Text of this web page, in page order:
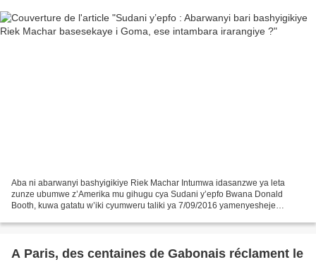
Aba ni abarwanyi bashyigikiye Riek Machar Intumwa idasanzwe ya leta
zunze ubumwe z’Amerika mu gihugu cya Sudani y’epfo Bwana Donald
Booth, kuwa gatatu w’iki cyumweru taliki ya 7/09/2016 yamenyesheje
A Paris, des centaines de Gabonais réclament le